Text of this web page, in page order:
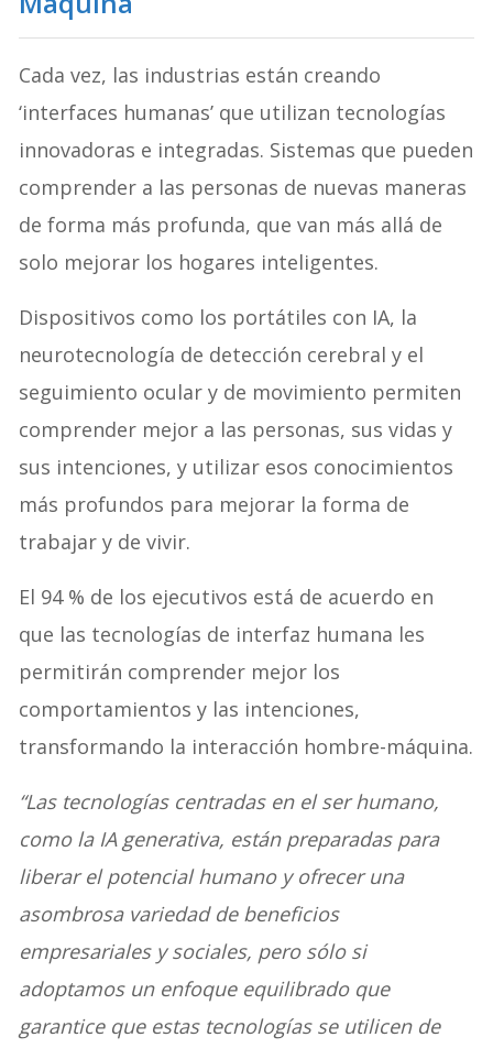
Cada vez, las industrias están creando
‘interfaces humanas’ que utilizan tecnologías
innovadoras e integradas. Sistemas que pueden
comprender a las personas de nuevas maneras
de forma más profunda, que van más allá de
solo mejorar los hogares inteligentes.
Dispositivos como los portátiles con IA, la
neurotecnología de detección cerebral y el
seguimiento ocular y de movimiento permiten
comprender mejor a las personas, sus vidas y
sus intenciones, y utilizar esos conocimientos
más profundos para mejorar la forma de
trabajar y de vivir.
El 94 % de los ejecutivos está de acuerdo en
que las tecnologías de interfaz humana les
permitirán comprender mejor los
comportamientos y las intenciones,
transformando la interacción hombre-máquina.
“Las tecnologías centradas en el ser humano,
como la IA generativa, están preparadas para
liberar el potencial humano y ofrecer una
asombrosa variedad de beneficios
empresariales y sociales, pero sólo si
adoptamos un enfoque equilibrado que
garantice que estas tecnologías se utilicen de